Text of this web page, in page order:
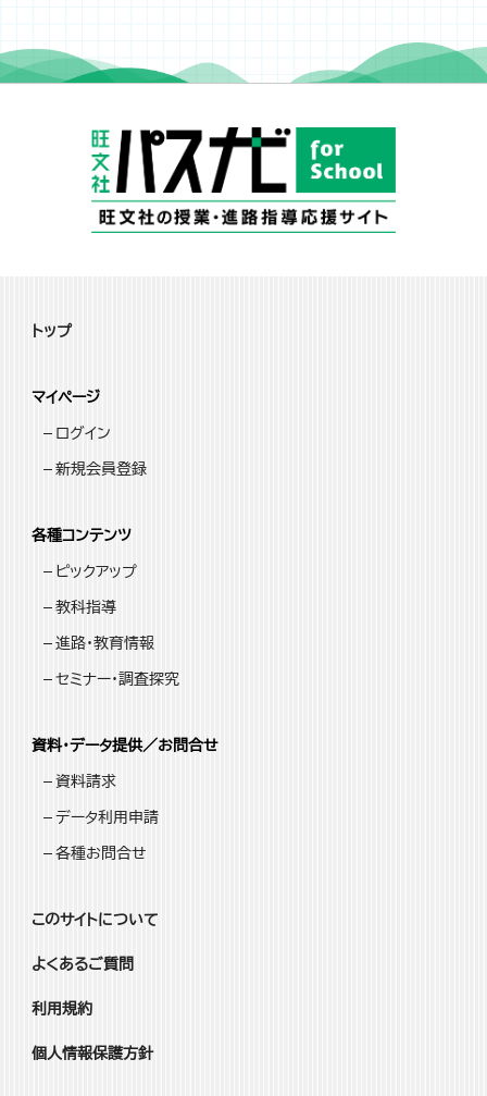
トップ
マイページ
ログイン
新規会員登録
各種コンテンツ
ピックアップ
教科指導
進路・教育情報
セミナー・調査探究
資料・データ提供／お問合せ
資料請求
データ利用申請
各種お問合せ
このサイトについて
よくあるご質問
利用規約
個人情報保護方針